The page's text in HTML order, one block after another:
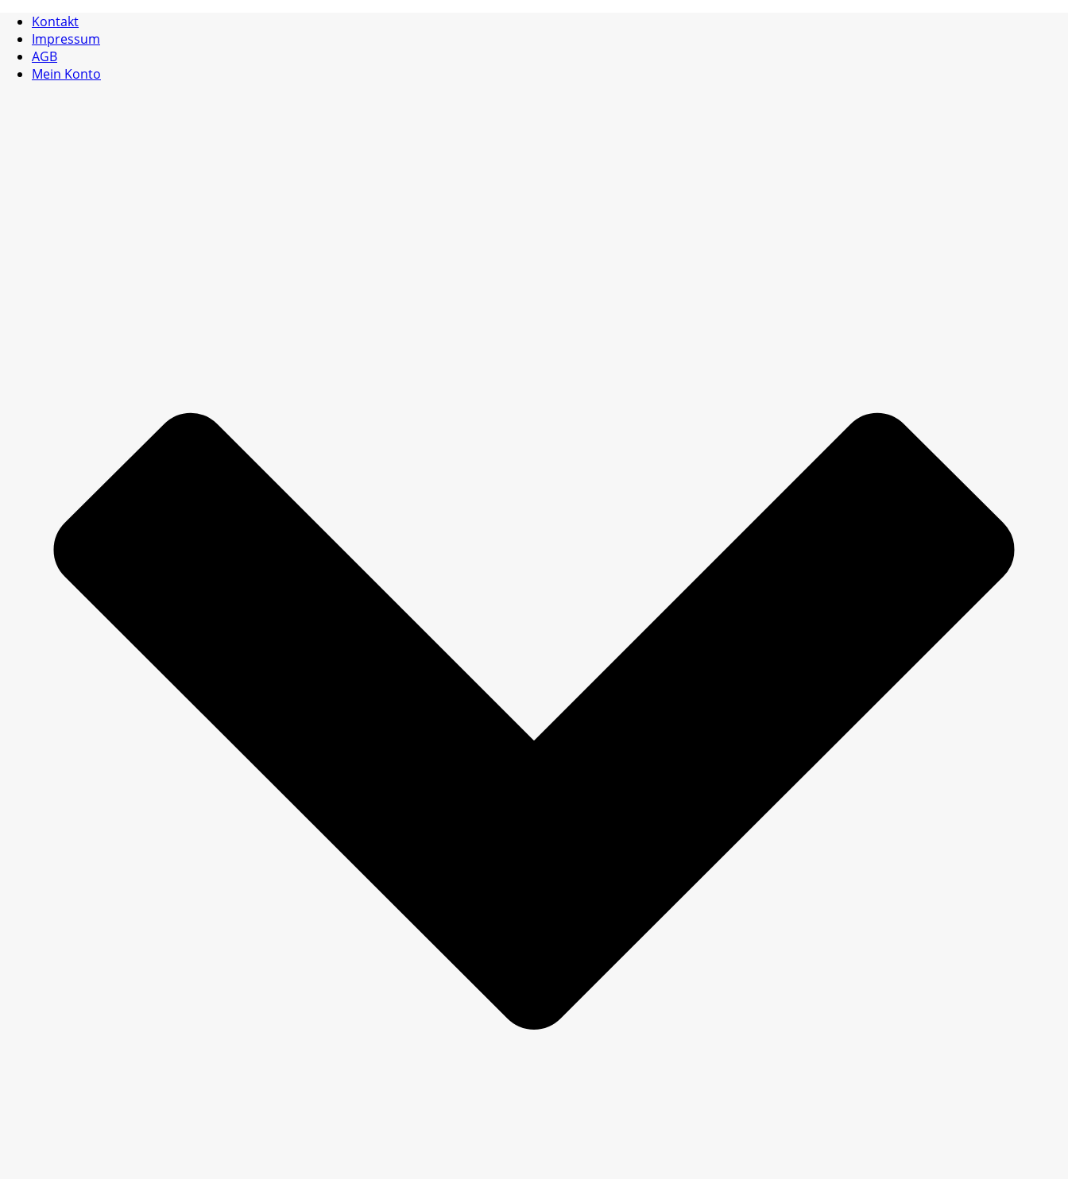
Kontakt
Impressum
AGB
Mein Konto